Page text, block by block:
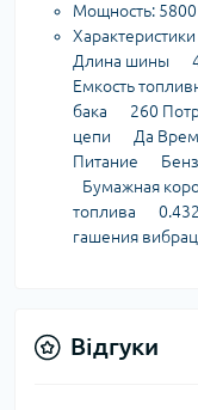
Мощность:
Характеристики
Длина шины
Емкость
бака
260
цепи
Да
Питание
Бумажная
топлива
0.432
гашения
Відгуки